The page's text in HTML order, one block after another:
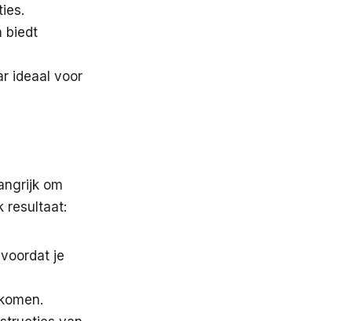
biedt
ideaal voor
om
resultaat:
je